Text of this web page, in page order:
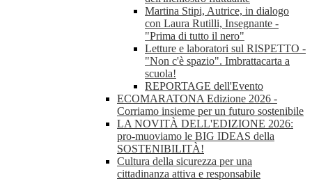
Martina Stipi, Autrice, in dialogo
con Laura Rutilli, Insegnante -
"Prima di tutto il nero"
Letture e laboratori sul RISPETTO -
"Non c'è spazio". Imbrattacarta a
scuola!
REPORTAGE dell'Evento
ECOMARATONA Edizione 2026 -
Corriamo insieme per un futuro sostenibile
LA NOVITÀ DELL'EDIZIONE 2026:
pro-muoviamo le BIG IDEAS della
SOSTENIBILITÀ!
Cultura della sicurezza per una
cittadinanza attiva e responsabile